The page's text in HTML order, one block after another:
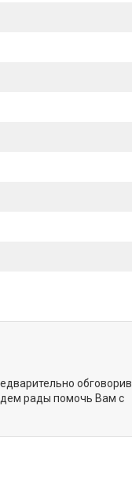
обговорив
рады помочь Вам с